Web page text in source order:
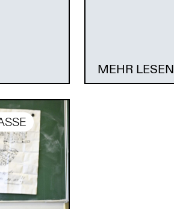
MEHR LESEN